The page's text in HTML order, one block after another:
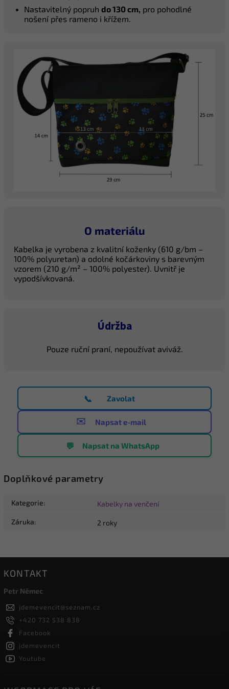
Nastavitelný popruh do 130 cm, pro pohodlné
nošení přes rameno i křížem.
O materiálu
Kabelka je vyrobena z kvalitní koženky (610 g/bm –
100% polyuretan) a odolné kočárkoviny s barevným
vzorem (210 g/m² – 100% polyester). Uvnitř je
vypodšívkovaná.
Údržba
Pouze ruční praní, nepoužívat aviváž.
📞 Zavolat
✉️ Napsat e-mail
💬 Napsat na WhatsApp
Doplňkové parametry
Kategorie: Kabelky na venčení
Záruka: 2 roky
KONTAKT
Petr Němec
jdemevencit@seznam.cz
+420 732 538 838
Facebook
jdemevencit
Youtube